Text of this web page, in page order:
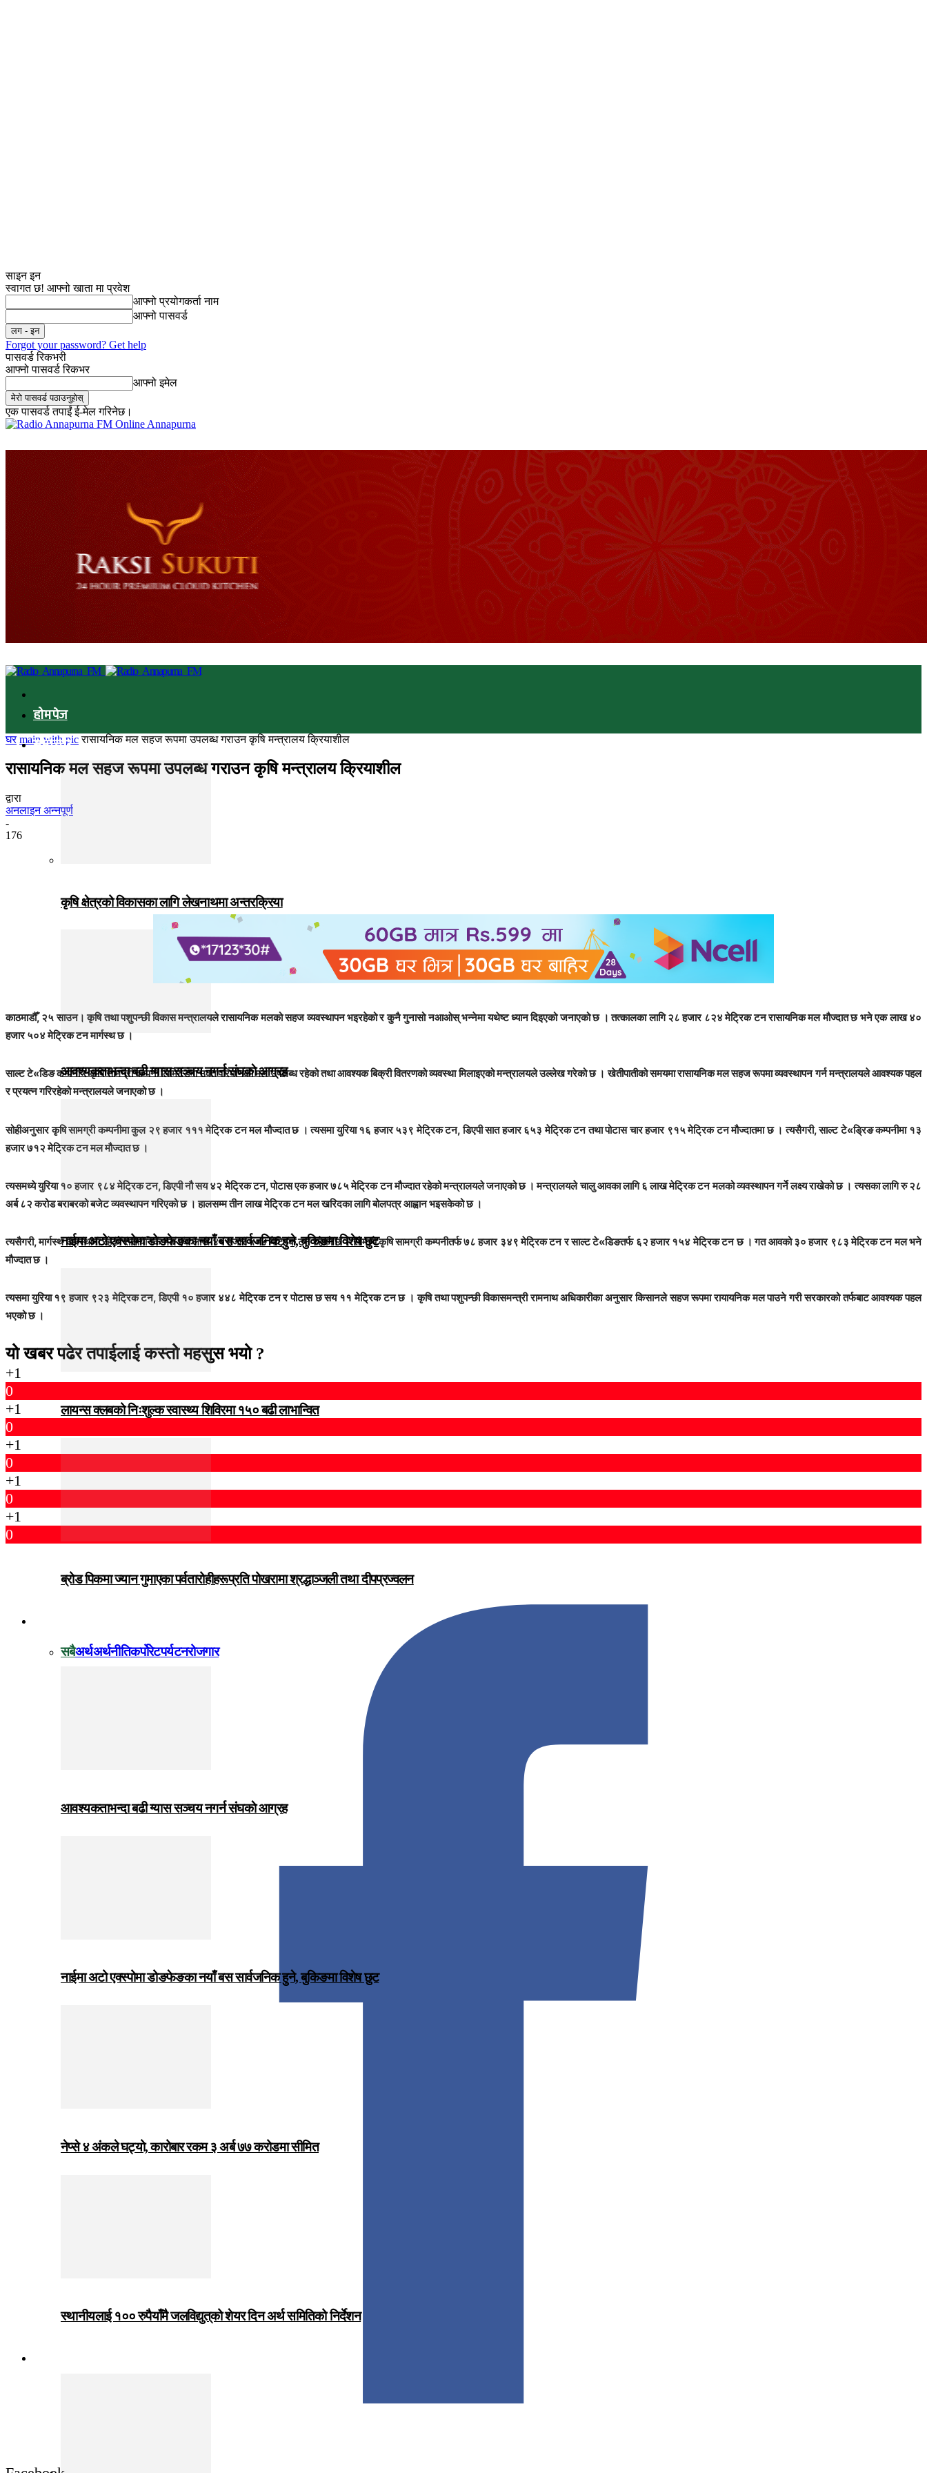
साइन इन
स्वागत छ! आफ्नो खाता मा प्रवेश
आफ्नो प्रयोगकर्ता नाम
आफ्नो पासवर्ड
Forgot your password? Get help
पासवर्ड रिकभरी
आफ्नो पासवर्ड रिकभर
आफ्नो इमेल
एक पासवर्ड तपाईं ई-मेल गरिनेछ।
Online Annapurna
होमपेज
समाचार
कृषि क्षेत्रको विकासका लागि लेखनाथमा अन्तरक्रिया
आवश्यकताभन्दा बढी ग्यास सञ्चय नगर्न संघकाे आग्रह
नाईमा अटो एक्स्पोमा डोङफेङका नयाँ बस सार्वजनिक हुने, बुकिङमा विशेष छुट
लायन्स क्लबको निःशुल्क स्वास्थ्य शिविरमा १५० बढी लाभान्वित
ब्रोड पिकमा ज्यान गुमाएका पर्वतारोहीहरूप्रति पोखरामा श्रद्धाञ्जली तथा दीपप्रज्वलन
सबैअर्थअर्थनीतिकर्पोरेटपर्यटनरोजगार
आवश्यकताभन्दा बढी ग्यास सञ्चय नगर्न संघकाे आग्रह
नाईमा अटो एक्स्पोमा डोङफेङका नयाँ बस सार्वजनिक हुने, बुकिङमा विशेष छुट
नेप्से ४ अंकले घट्यो, कारोबार रकम ३ अर्ब ७७ करोडमा सीमित
स्थानीयलाई १०० रुपैयाँमै जलविद्युत्‌को शेयर दिन अर्थ समितिको निर्देशन
घर main with pic रासायनिक मल सहज रूपमा उपलब्ध गराउन कृषि मन्त्रालय क्रियाशील
रासायनिक मल सहज रूपमा उपलब्ध गराउन कृषि मन्त्रालय क्रियाशील
द्वारा
अनलाइन अन्नपूर्ण
-
176
काठमाडौँ, २५ साउन। कृषि तथा पशुपन्छी विकास मन्त्रालयले रासायनिक मलको सहज व्यवस्थापन भइरहेको र कुनै गुनासो नआओस् भन्नेमा यथेष्ट ध्यान दिइएको जनाएको छ । तत्कालका लागि २८ हजार ८२४ मेट्रिक टन रासायनिक मल मौज्दात छ भने एक लाख ४०
हजार ५०४ मेट्रिक टन मार्गस्थ छ ।
साल्ट टे«डिङ कम्पनी र कृषि सामग्री कम्पनी लिमिटेडमा उक्त परिमाणको मल उपलब्ध रहेको तथा आवश्यक बिक्री वितरणको व्यवस्था मिलाइएको मन्त्रालयले उल्लेख गरेको छ । खेतीपातीको समयमा रासायनिक मल सहज रूपमा व्यवस्थापन गर्न मन्त्रालयले आवश्यक पहल
र प्रयत्न गरिरहेको मन्त्रालयले जनाएको छ ।
सोहीअनुसार कृषि सामग्री कम्पनीमा कुल २९ हजार १११ मेट्रिक टन मल मौज्दात छ । त्यसमा युरिया १६ हजार ५३९ मेट्रिक टन, डिएपी सात हजार ६५३ मेट्रिक टन तथा पोटास चार हजार ९१५ मेट्रिक टन मौज्दातमा छ । त्यसैगरी, साल्ट टे«ड्रिङ कम्पनीमा १३
हजार ७१२ मेट्रिक टन मल मौज्दात छ ।
त्यसमध्ये युरिया १० हजार ९८४ मेट्रिक टन, डिएपी नौ सय ४२ मेट्रिक टन, पोटास एक हजार ७८५ मेट्रिक टन मौज्दात रहेको मन्त्रालयले जनाएको छ । मन्त्रालयले चालु आवका लागि ६ लाख मेट्रिक टन मलको व्यवस्थापन गर्ने लक्ष्य राखेको छ । त्यसका लागि रु २८
अर्ब ८२ करोड बराबरको बजेट व्यवस्थापन गरिएको छ । हालसम्म तीन लाख मेट्रिक टन मल खरिदका लागि बोलपत्र आह्वान भइसकेको छ ।
त्यसैगरी, मार्गस्थ अवस्थामा रहेको रासायनिक मल एक लाख ४० हजार ५०४ मेट्रिक टन रहेको छ । सोमध्ये कृषि सामग्री कम्पनीतर्फ ७८ हजार ३४९ मेट्रिक टन र साल्ट टे«डिङतर्फ ६२ हजार १५४ मेट्रिक टन छ । गत आवको ३० हजार ९८३ मेट्रिक टन मल भने
मौज्दात छ ।
त्यसमा युरिया १९ हजार ९२३ मेट्रिक टन, डिएपी १० हजार ४४८ मेट्रिक टन र पोटास छ सय ११ मेट्रिक टन छ । कृषि तथा पशुपन्छी विकासमन्त्री रामनाथ अधिकारीका अनुसार किसानले सहज रूपमा रायायनिक मल पाउने गरी सरकारको तर्फबाट आवश्यक पहल
भएको छ ।
यो खबर पढेर तपाईलाई कस्तो महसुस भयो ?
+1
0
+1
0
+1
0
+1
0
+1
0